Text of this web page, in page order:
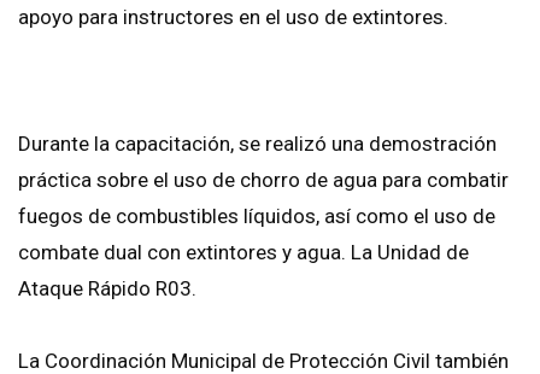
apoyo para instructores en el uso de extintores.
Durante la capacitación, se realizó una demostración
práctica sobre el uso de chorro de agua para combatir
fuegos de combustibles líquidos, así como el uso de
combate dual con extintores y agua. La Unidad de
Ataque Rápido R03.
La Coordinación Municipal de Protección Civil también